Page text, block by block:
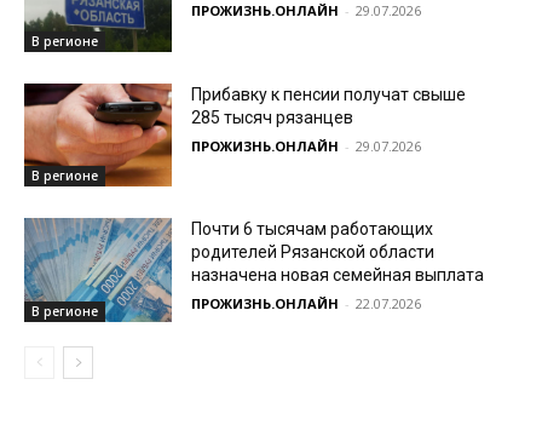
В регионе
ПРОЖИЗНЬ.ОНЛАЙН - 29.07.2026
В регионе
Прибавку к пенсии получат свыше
285 тысяч рязанцев
ПРОЖИЗНЬ.ОНЛАЙН - 29.07.2026
В регионе
Почти 6 тысячам работающих
родителей Рязанской области
назначена новая семейная выплата
ПРОЖИЗНЬ.ОНЛАЙН - 22.07.2026